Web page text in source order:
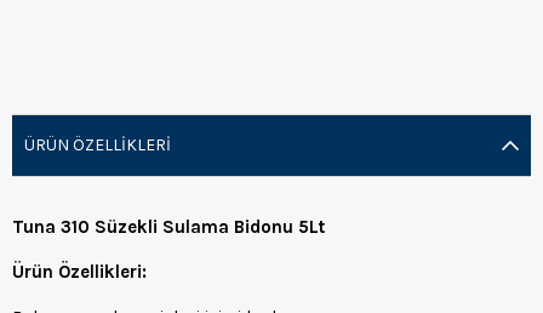
ÜRÜN ÖZELLIKLERI
Tuna 310 Süzekli Sulama Bidonu 5Lt
Ürün Özellikleri: